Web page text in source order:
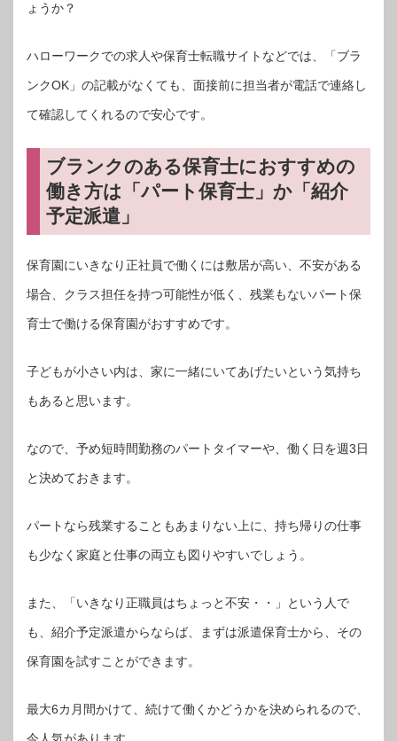
ょうか？
ハローワークでの求人や保育士転職サイトなどでは、「ブラ
ンクOK」の記載がなくても、面接前に担当者が電話で連絡し
て確認してくれるので安心です。
ブランクのある保育士におすすめの
働き方は「パート保育士」か「紹介
予定派遣」
保育園にいきなり正社員で働くには敷居が高い、不安がある
場合、クラス担任を持つ可能性が低く、残業もないパート保
育士で働ける保育園がおすすめです。
子どもが小さい内は、家に一緒にいてあげたいという気持ち
もあると思います。
なので、予め短時間勤務のパートタイマーや、働く日を週3日
と決めておきます。
パートなら残業することもあまりない上に、持ち帰りの仕事
も少なく家庭と仕事の両立も図りやすいでしょう。
また、「いきなり正職員はちょっと不安・・」という人で
も、紹介予定派遣からならば、まずは派遣保育士から、その
保育園を試すことができます。
最大6カ月間かけて、続けて働くかどうかを決められるので、
今人気があります。